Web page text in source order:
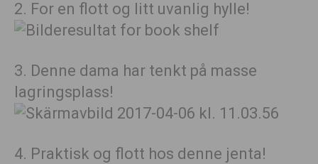
2. For en flott og litt uvanlig hylle!
3. Denne dama har tenkt på masse
lagringsplass!
4. Praktisk og flott hos denne jenta!